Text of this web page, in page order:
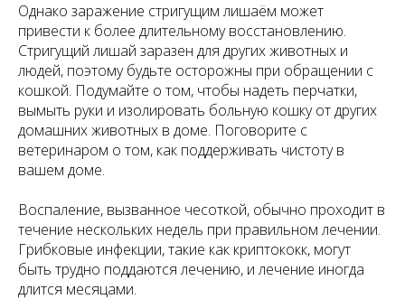
Однако заражение стригущим лишаём может
привести к более длительному восстановлению.
Стригущий лишай заразен для других животных и
людей, поэтому будьте осторожны при обращении с
кошкой. Подумайте о том, чтобы надеть перчатки,
вымыть руки и изолировать больную кошку от других
домашних животных в доме. Поговорите с
ветеринаром о том, как поддерживать чистоту в
вашем доме.
Воспаление, вызванное чесоткой, обычно проходит в
течение нескольких недель при правильном лечении.
Грибковые инфекции, такие как криптококк, могут
быть трудно поддаются лечению, и лечение иногда
длится месяцами.